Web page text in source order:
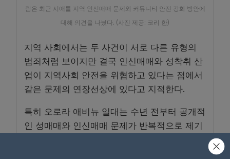
람은 최근 시애틀 지역 인신매매 문제와 커뮤니티 안전 강화 방안에
대해 의견을 나눴다. (사진 제공: 코리 한)
지역 사회에서는 두 사건이 서로 다른 유형의
범죄처럼 보이지만 결국 인신매매와 성착취 산
업이 지역사회 안전을 위협하고 있다는 점에서
같은 문제의 연장선상에 있다고 지적한다.
특히 오로라 애비뉴 일대는 수년 전부터 공개적
인 성매매와 인신매매 문제가 반복적으로 제기